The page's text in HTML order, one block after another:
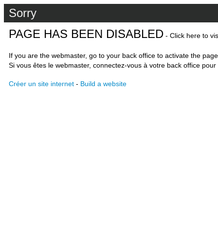
Sorry
PAGE HAS BEEN DISABLED - Click here to
If you are the webmaster, go to your back office to activate the
Si vous êtes le webmaster, connectez-vous à votre back office
Créer un site internet - Build a website